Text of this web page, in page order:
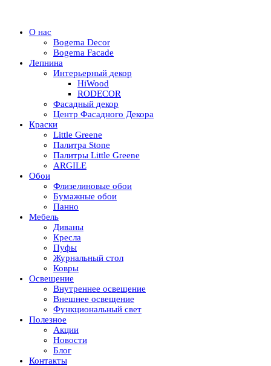
О нас
Bogema Decor
Bogema Facade
Лепнина
Интерьерный декор
HiWood
RODECOR
Фасадный декор
Центр Фасадного Декора
Краски
Little Greene
Палитра Stone
Палитры Little Greene
ARGILE
Обои
Флизелиновые обои
Бумажные обои
Панно
Мебель
Диваны
Кресла
Пуфы
Журнальный стол
Ковры
Освещение
Внутреннее освещение
Внешнее освещение
Функциональный свет
Полезное
Акции
Новости
Блог
Контакты